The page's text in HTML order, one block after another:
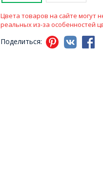
Цвета товаров на сайте могут
реальных из-за особенностей
Поделиться: